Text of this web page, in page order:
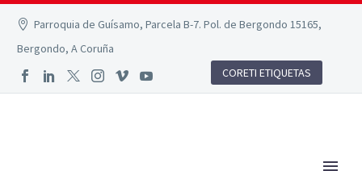
Parroquia de Guísamo, Parcela B-7. Pol. de Bergondo 15165,
Bergondo, A Coruña
CORETI ETIQUETAS